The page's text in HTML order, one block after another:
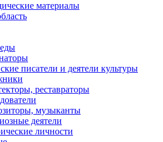
материалы
писатели и деятели культуры
реставраторы
музыканты
деятели
личности